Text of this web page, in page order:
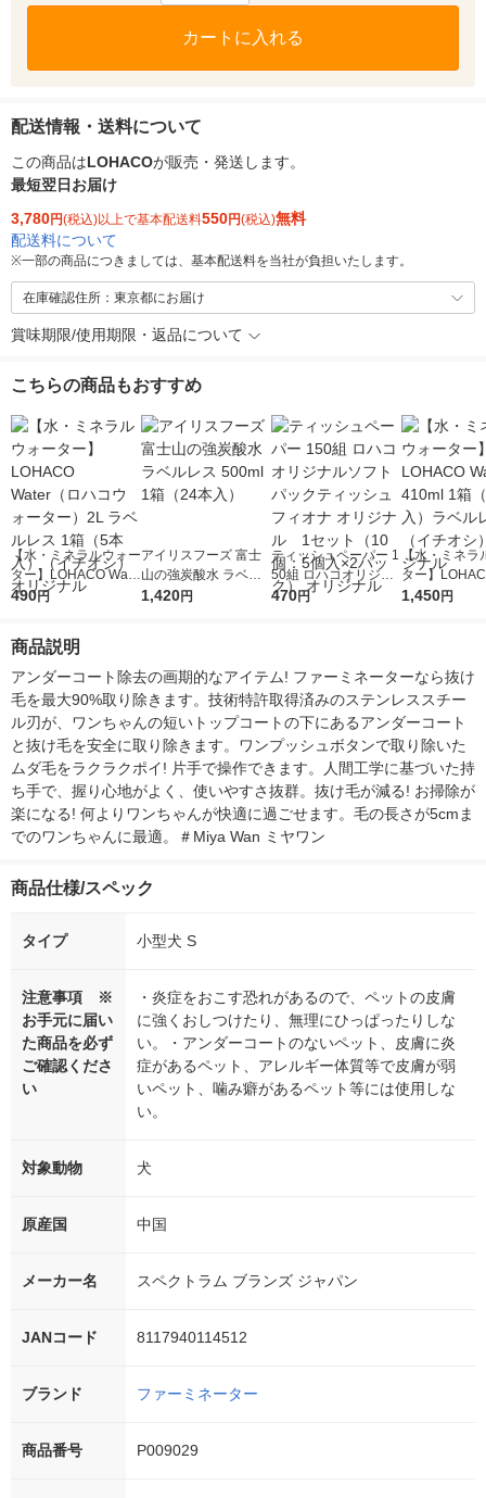
カートに入れる
配送情報・送料について
この商品はLOHACOが販売・発送します。
最短翌日お届け
3,780円(税込)以上で基本配送料550円(税込)無料
配送料について
※一部の商品につきましては、基本配送料を当社が負担いたします。
在庫確認住所：東京都にお届け
賞味期限/使用期限・返品について
こちらの商品もおすすめ
【水・ミネラルウォー
ター】LOHACO Wate
r（ロハコウォータ
シ） オリジナル
490円
アイリスフーズ 富士
山の強炭酸水 ラベル
レス 500ml 1箱（24
1,420円
ティッシュペーパー 1
50組 ロハコオリジナ
ルソフトパックティッ
オリジナル
470円
【水・ミネラ
ター】
r 410ml 1箱（
1,450円
商品説明
アンダーコート除去の画期的なアイテム! ファーミネーターなら抜け
毛を最大90%取り除きます。技術特許取得済みのステンレススチー
ル刃が、ワンちゃんの短いトップコートの下にあるアンダーコート
と抜け毛を安全に取り除きます。ワンプッシュボタンで取り除いた
ムダ毛をラクラクポイ! 片手で操作できます。人間工学に基づいた持
ち手で、握り心地がよく、使いやすさ抜群。抜け毛が減る! お掃除が
楽になる! 何よりワンちゃんが快適に過ごせます。毛の長さが5cmま
でのワンちゃんに最適。＃Miya Wan ミヤワン
商品仕様/スペック
タイプ 小型犬 S
注意事項 ※
お手元に届い
た商品を必ず
ご確認くださ
い
・炎症をおこす恐れがあるので、ペットの皮膚
に強くおしつけたり、無理にひっぱったりしな
い。・アンダーコートのないペット、皮膚に炎
症があるペット、アレルギー体質等で皮膚が弱
いペット、噛み癖があるペット等には使用しな
い。
対象動物 犬
原産国 中国
メーカー名 スペクトラム ブランズ ジャパン
JANコード 8117940114512
ブランド ファーミネーター
商品番号 P009029